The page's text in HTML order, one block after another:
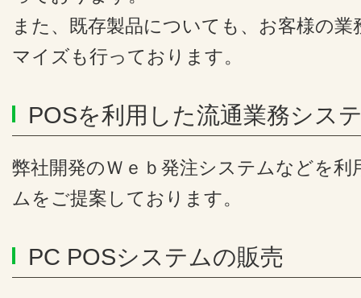
また、既存製品についても、お客様の
マイズも行っております。
POSを利用した流通業務シス
弊社開発のＷｅｂ発注システムなどを利
ムをご提案しております。
PC POSシステムの販売